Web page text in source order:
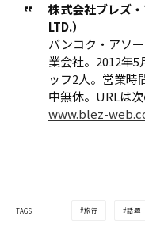
株式会社ブレズ
LTD.）
バンコク・アソ
業会社。2012年5
ッフ2人。営業時
中無休。URLは次
www.blez-
TAGS 旅行 話題